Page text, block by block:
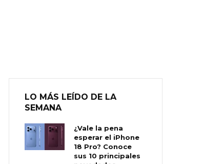
LO MÁS LEÍDO DE LA
SEMANA
¿Vale la pena
esperar el iPhone
18 Pro? Conoce
sus 10 principales